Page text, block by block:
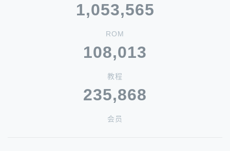
1,053,565
ROM
108,013
教程
235,868
会员